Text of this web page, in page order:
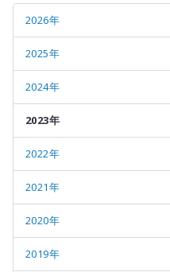
2026年
2025年
2024年
2023年
2022年
2021年
2020年
2019年